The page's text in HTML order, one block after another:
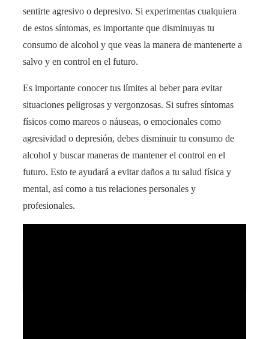
sentirte agresivo o depresivo. Si experimentas cualquiera
de estos síntomas, es importante que disminuyas tu
consumo de alcohol y que veas la manera de mantenerte a
salvo y en control en el futuro.
Es importante conocer tus límites al beber para evitar
situaciones peligrosas y vergonzosas. Si sufres síntomas
físicos como mareos o náuseas, o emocionales como
agresividad o depresión, debes disminuir tu consumo de
alcohol y buscar maneras de mantener el control en el
futuro. Esto te ayudará a evitar daños a tu salud física y
mental, así como a tus relaciones personales y
profesionales.